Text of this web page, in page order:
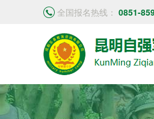
全国报名热线： 0851-